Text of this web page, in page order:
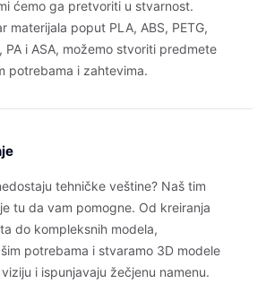
ćemo ga pretvoriti u stvarnost.
materijala poput PLA, ABS, PETG,
PA i ASA, možemo stvoriti predmete
potrebama i zahtevima.
tehničke veštine? Naš tim
tu da vam pomogne. Od kreiranja
do kompleksnih modela,
potrebama i stvaramo 3D modele
i ispunjavaju žečjenu namenu.